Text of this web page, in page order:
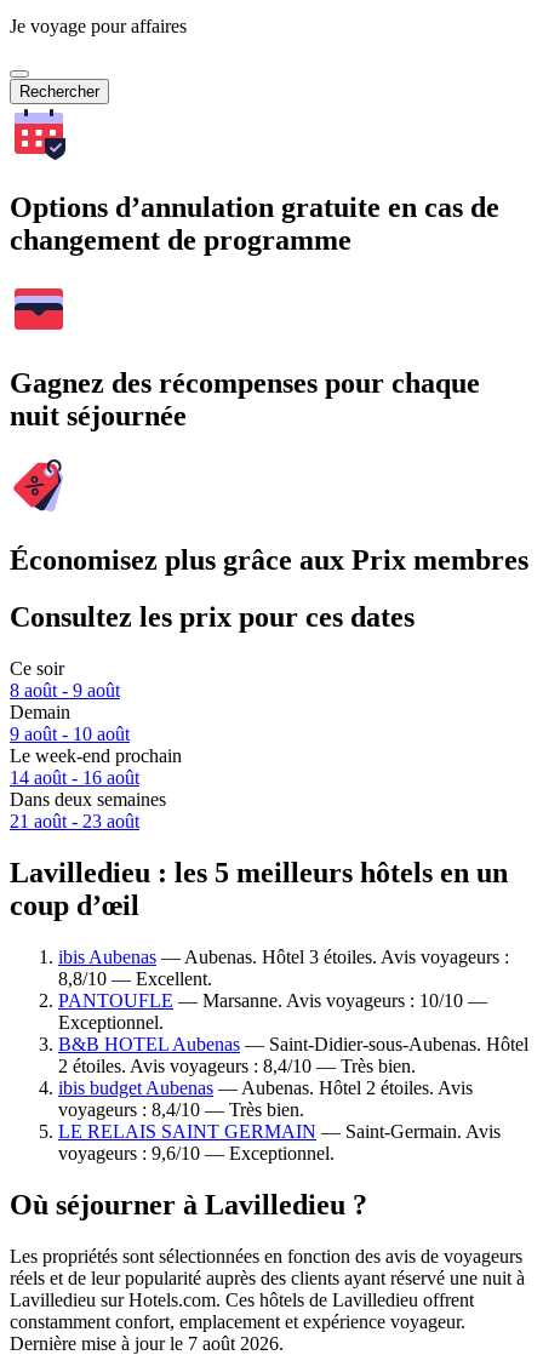
Je voyage pour affaires
Rechercher
Options d’annulation gratuite en cas de
changement de programme
Gagnez des récompenses pour chaque
nuit séjournée
Économisez plus grâce aux Prix membres
Consultez les prix pour ces dates
Ce soir
8 août - 9 août
Demain
9 août - 10 août
Le week-end prochain
14 août - 16 août
Dans deux semaines
21 août - 23 août
Lavilledieu : les 5 meilleurs hôtels en un
coup d’œil
ibis Aubenas — Aubenas. Hôtel 3 étoiles. Avis voyageurs :
8,8/10 — Excellent.
PANTOUFLE — Marsanne. Avis voyageurs : 10/10 —
Exceptionnel.
B&B HOTEL Aubenas — Saint-Didier-sous-Aubenas. Hôtel
2 étoiles. Avis voyageurs : 8,4/10 — Très bien.
ibis budget Aubenas — Aubenas. Hôtel 2 étoiles. Avis
voyageurs : 8,4/10 — Très bien.
LE RELAIS SAINT GERMAIN — Saint-Germain. Avis
voyageurs : 9,6/10 — Exceptionnel.
Où séjourner à Lavilledieu ?
Les propriétés sont sélectionnées en fonction des avis de voyageurs
réels et de leur popularité auprès des clients ayant réservé une nuit à
Lavilledieu sur Hotels.com. Ces hôtels de Lavilledieu offrent
constamment confort, emplacement et expérience voyageur.
Dernière mise à jour le 7 août 2026.